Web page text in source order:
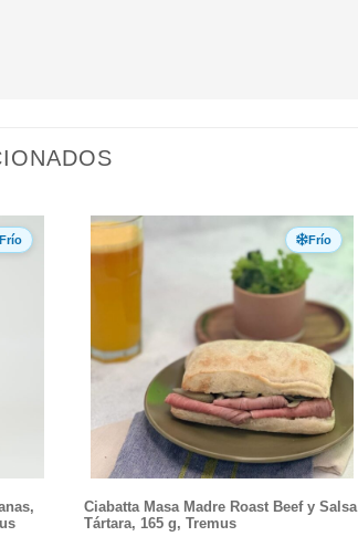
Frío
Ciabatta Masa Madre Roast Beef y Salsa
Tártara, 165 g, Tremus